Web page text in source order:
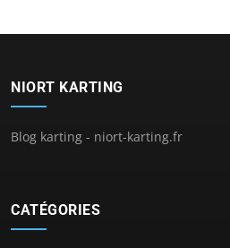
NIORT KARTING
Blog karting - niort-karting.fr
CATÉGORIES